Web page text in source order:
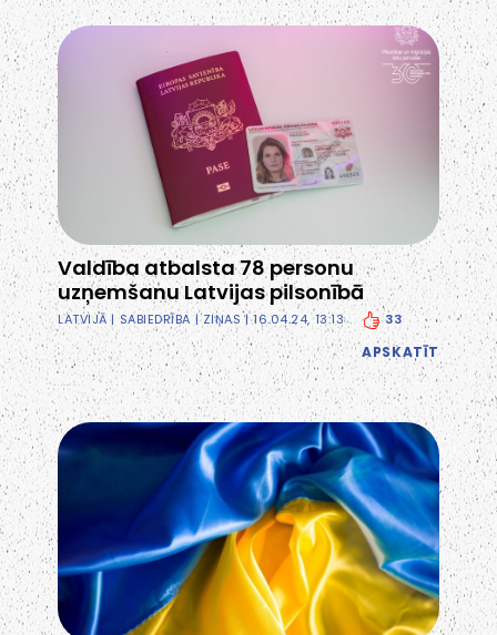
Valdība atbalsta 78 personu
uzņemšanu Latvijas pilsonībā
LATVIJĀ | SABIEDRĪBA |ZIŅAS| 16.04.24, 13:13 33
APSKATĪT